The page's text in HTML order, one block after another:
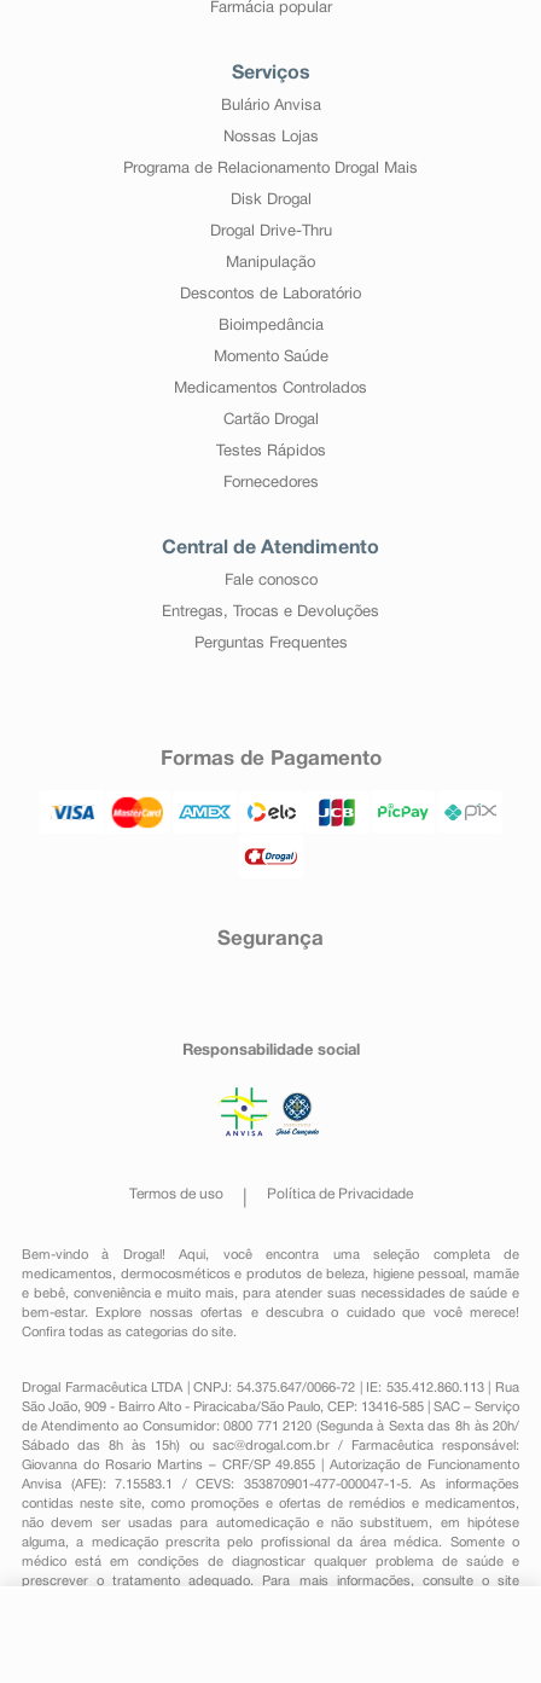
Farmácia popular
Serviços
Bulário Anvisa
Nossas Lojas
Programa de Relacionamento Drogal Mais
Disk Drogal
Drogal Drive-Thru
Manipulação
Descontos de Laboratório
Bioimpedância
Momento Saúde
Medicamentos Controlados
Cartão Drogal
Testes Rápidos
Fornecedores
Central de Atendimento
Fale conosco
Entregas, Trocas e Devoluções
Perguntas Frequentes
Formas de Pagamento
Segurança
Responsabilidade social
Termos de uso Política de Privacidade
Bem-vindo à Drogal! Aqui, você encontra uma seleção completa de
medicamentos , dermocosméticos e produtos de beleza, higiene pessoal ,mamãe
e bebê, conveniênciae muito mais, para atender suas necessidades de saúde e
bem-estar. Explore nossas ofertas e descubra o cuidado que você merece!
Confira todas as categorias do site.
Drogal Farmacêutica LTDA | CNPJ: 54.375.647/0066-72 | IE: 535.412.860.113 | Rua
São João, 909 - Bairro Alto - Piracicaba/São Paulo, CEP: 13416-585 | SAC – Serviço
de Atendimento ao Consumidor: 0800 771 2120 (Segunda à Sexta das 8h às 20h/
Sábado das 8h às 15h) ou sac@drogal.com.br/ Farmacêutica responsável:
Giovanna do Rosario Martins – CRF/SP 49.855 | Autorização de Funcionamento
Anvisa (AFE): 7.15583.1 / CEVS: 353870901-477-000047-1-5. As informações
contidas neste site, como promoções e ofertas de remédios e medicamentos,
não devem ser usadas para automedicação e não substituem, em hipótese
alguma, a medicação prescrita pelo profissional da área médica. Somente o
médico está em condições de diagnosticar qualquer problema de saúde e
prescrever o tratamento adequado. Para mais informações, consulte o site